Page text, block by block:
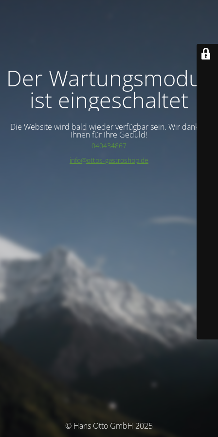
Der Wartungsmodus
ist eingeschaltet
Die Website wird bald wieder verfügbar sein. Wir danken
Ihnen für Ihre Geduld!
040434867
info@ottos-gastroshop.de
© Hans Otto GmbH 2025